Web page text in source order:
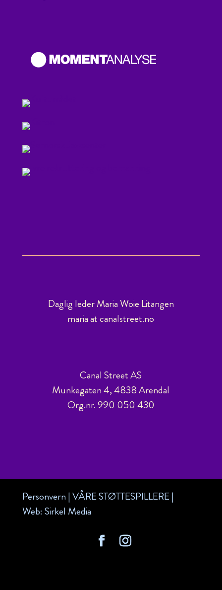
Daglig leder Maria Woie Litangen
maria at canalstreet.no
Canal Street AS
Munkegaten 4, 4838 Arendal
Org.nr. 990 050 430
Personvern|VÅRE STØTTESPILLERE|
Web: Sirkel Media